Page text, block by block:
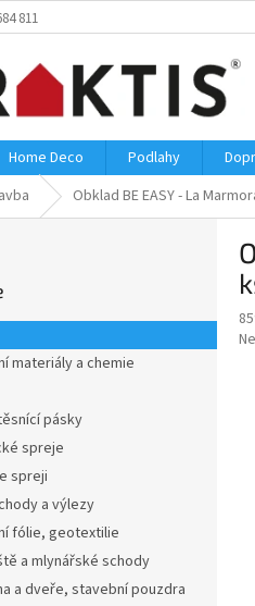
811
Home Deco Podlahy
Obklad BE EASY - La
materiály a chemie
pásky
spreje
spreji
a výlezy
fólie, geotextilie
a mlynářské schody
a dveře, stavební pouzdra